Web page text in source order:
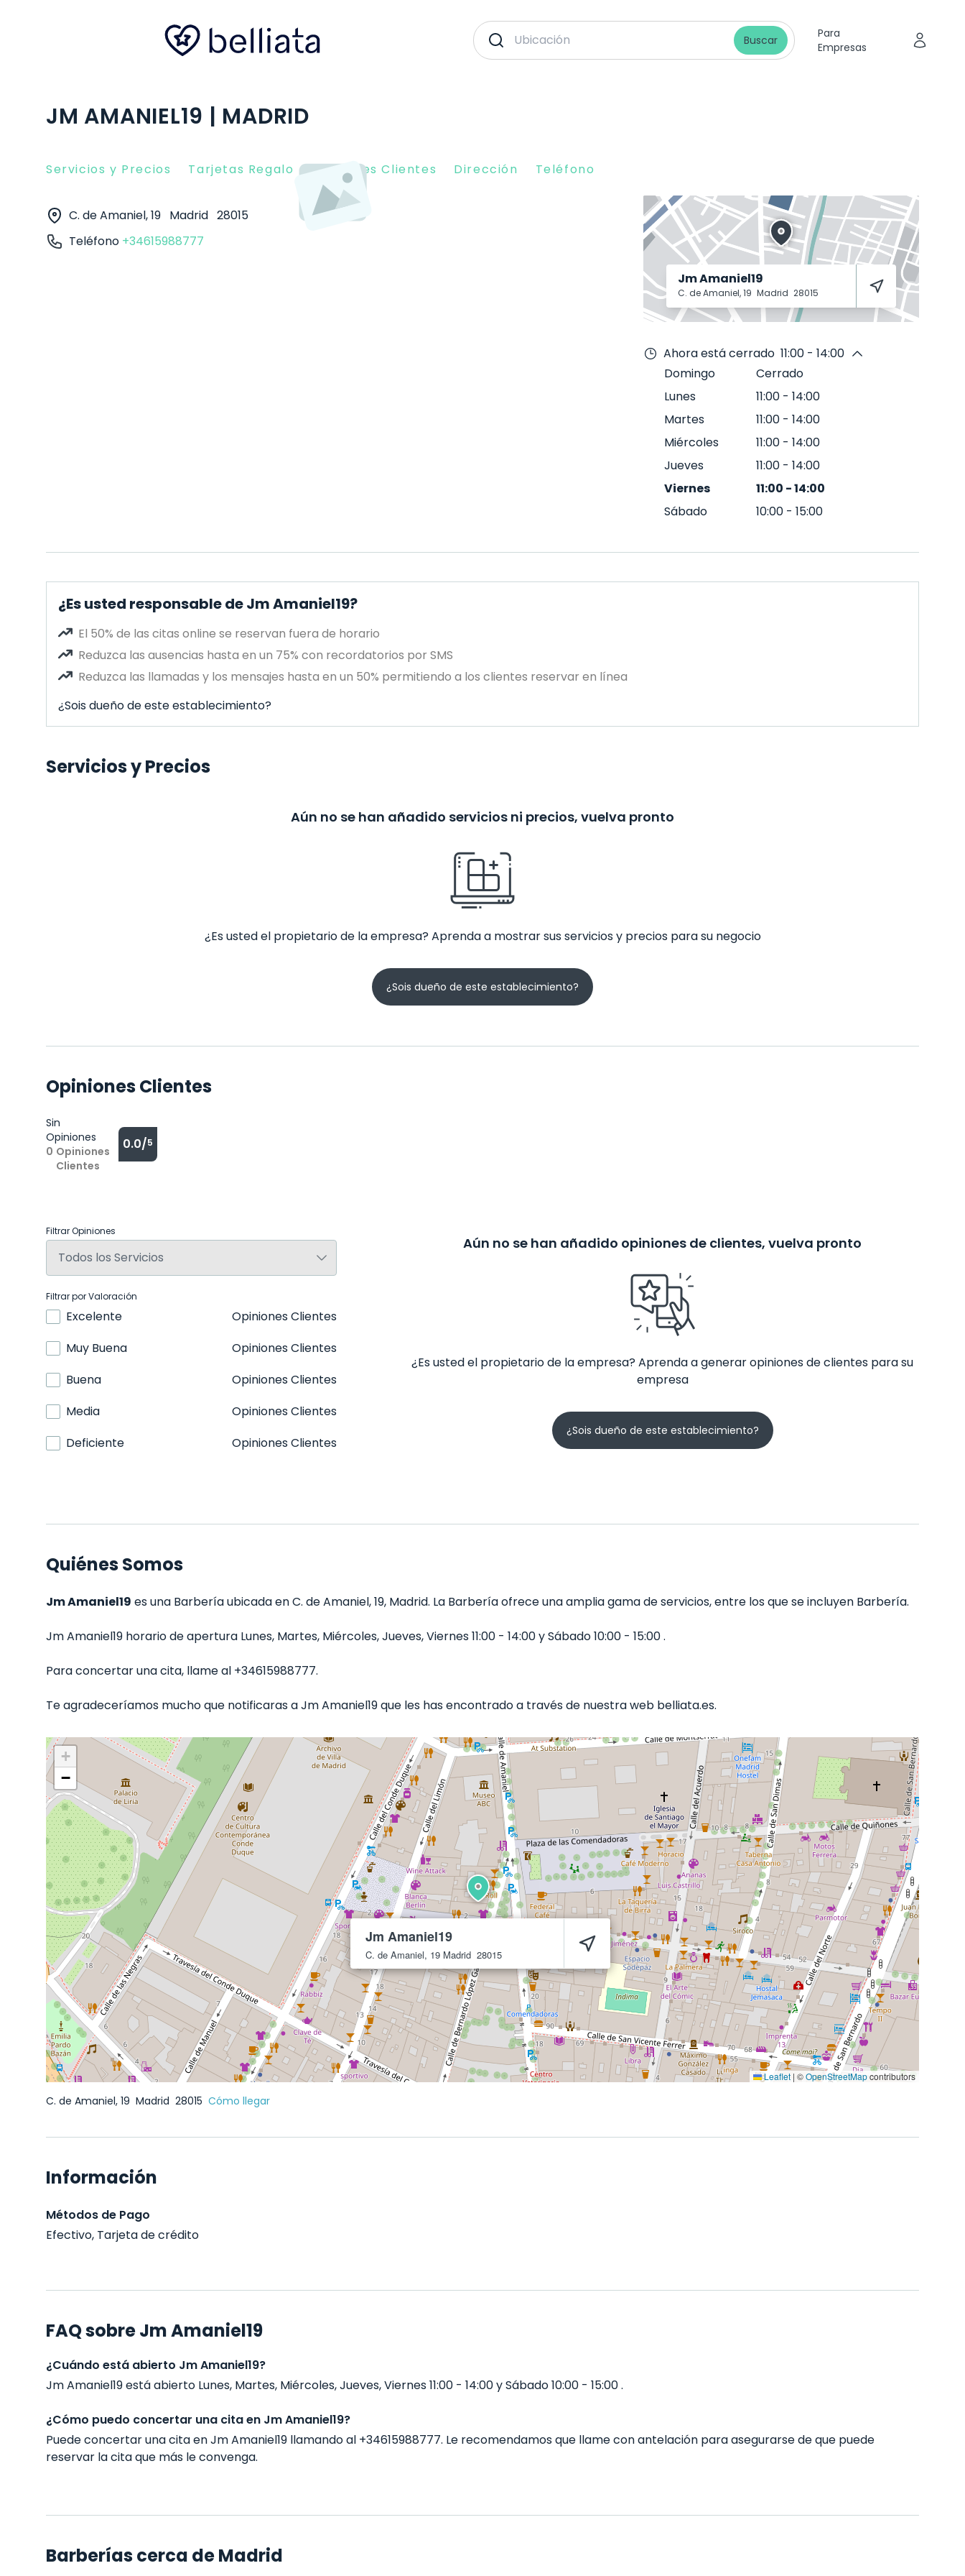
Buscar
Para
Empresas
JM AMANIEL19 | MADRID
Servicios y Precios Tarjetas Regalo Opiniones Clientes Dirección Teléfono
C. de Amaniel, 19 Madrid 28015
Teléfono +34615988777
Jm Amaniel19
C. de Amaniel, 19 Madrid 28015
Ahora está cerrado 11:00 - 14:00
Domingo
Cerrado
Lunes
11:00 - 14:00
Martes
11:00 - 14:00
Miércoles
11:00 - 14:00
Jueves
11:00 - 14:00
Viernes
11:00 -14:00
Sábado
10:00 - 15:00
¿Es usted responsable de Jm Amaniel19?
El 50% de las citas online se reservan fuera de horario
Reduzca las ausencias hasta en un 75% con recordatorios por SMS
Reduzca las llamadas y los mensajes hasta en un 50% permitiendo a los clientes reservar en línea
¿Sois dueño de este establecimiento?
Servicios y Precios
Aún no se han añadido servicios ni precios, vuelva pronto
¿Es usted el propietario de la empresa? Aprenda a mostrar sus servicios y precios para su negocio
¿Sois dueño de este establecimiento?
Opiniones Clientes
Sin
Opiniones
0 Opiniones
Clientes
0.0/5
Filtrar Opiniones
Filtrar por Valoración
Excelente
Opiniones Clientes
Muy Buena
Opiniones Clientes
Buena
Opiniones Clientes
Media
Opiniones Clientes
Deficiente
Opiniones Clientes
Aún no se han añadido opiniones de clientes, vuelva pronto
¿Es usted el propietario de la empresa? Aprenda a generar opiniones de clientes para su
empresa
¿Sois dueño de este establecimiento?
Quiénes Somos
Jm Amaniel19 es una Barbería ubicada en C. de Amaniel, 19, Madrid. La Barbería ofrece una amplia gama de servicios, entre los que se incluyen Barbería.
Jm Amaniel19 horario de apertura Lunes, Martes, Miércoles, Jueves, Viernes 11:00 - 14:00 y Sábado 10:00 - 15:00 .
Para concertar una cita, llame al +34615988777.
Te agradeceríamos mucho que notificaras a Jm Amaniel19 que les has encontrado a través de nuestra web belliata.es.
Jm Amaniel19
C. de Amaniel, 19 Madrid 28015
+
−
Leaflet | ©OpenStreetMapcontributors
C. de Amaniel, 19 Madrid 28015 Cómo llegar
Información
Métodos de Pago
Efectivo, Tarjeta de crédito
FAQ sobre Jm Amaniel19
¿Cuándo está abierto Jm Amaniel19?
Jm Amaniel19 está abierto Lunes, Martes, Miércoles, Jueves, Viernes 11:00 - 14:00 y Sábado 10:00 - 15:00 .
¿Cómo puedo concertar una cita en Jm Amaniel19?
Puede concertar una cita en Jm Amaniel19 llamando al +34615988777. Le recomendamos que llame con antelación para asegurarse de que puede
reservar la cita que más le convenga.
Barberías cerca de Madrid